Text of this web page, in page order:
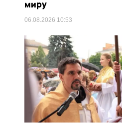
миру
06.08.2026 10:53